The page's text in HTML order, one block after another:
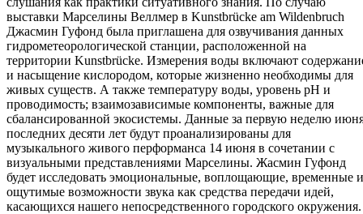
выставки Марселины Веллмер в Kunstbrücke am Wildenbruch
Джасмин Гуфонд была приглашена для озвучивания данных
гидрометеорологической станции, расположенной на
территории Kunstbrücke. Измерения воды включают
и насыщение кислородом, которые жизненно необходимы для
живых существ. А также температуру воды, уровень pH и
проводимость; взаимозависимые компоненты, важные для
сбалансированной экосистемы. Данные за первую неделю
последних десяти лет будут проанализированы для
музыкального живого перформанса 14 июня в сочетании с
визуальными представлениями Марселины. Жасмин Гуфонд
будет исследовать эмоциональные, воплощающие, временные и
ощутимые возможности звука как средства передачи идей,
касающихся нашего непосредственного городского окружения.